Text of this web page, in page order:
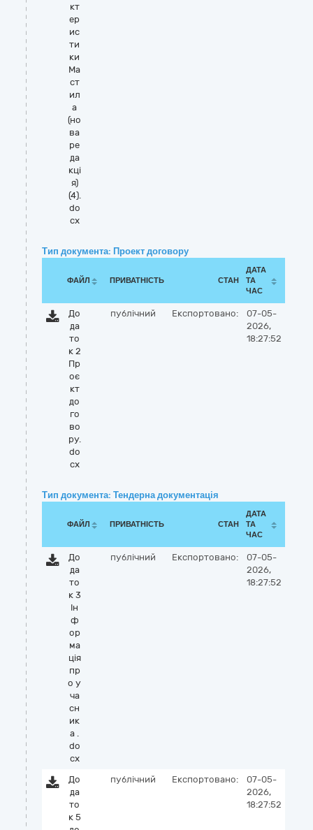
кт
ер
ис
ти
ки
Ма
ст
ил
а
(но
ва
ре
да
кці
я)
(4).
do
cx
Тип документа: Проект договору
ФАЙЛ ПРИВАТНІСТЬ СТАН
ДАТА
ТА
ЧАС
До
да
то
к 2
Пр
оє
кт
до
го
во
ру.
do
cx
публічний Експортовано:
07-05-
2026,
18:27:52
Тип документа: Тендерна документація
ФАЙЛ ПРИВАТНІСТЬ СТАН
ДАТА
ТА
ЧАС
До
да
то
к 3
Ін
ф
ор
ма
ція
пр
о у
ча
сн
ик
а .
do
cx
публічний Експортовано:
07-05-
2026,
18:27:52
До
да
то
к 5
публічний Експортовано:
07-05-
2026,
18:27:52